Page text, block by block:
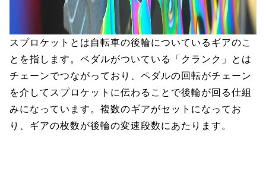
スプロケットとは自転車の後輪についているギアのこ
とを指します。ペダルがついている「クランク」とは
チェーンでつながっており、ペダルの回転がチェーン
を介してスプロケットに伝わることで後輪が回る仕組
みになっています。複数のギアがセットになってお
り、ギアの枚数が後輪の変速段数にあたります。